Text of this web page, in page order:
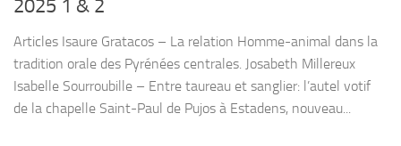
2025 1 & 2
Articles Isaure Gratacos – La relation Homme-animal dans la
tradition orale des Pyrénées centrales. Josabeth Millereux
Isabelle Sourroubille – Entre taureau et sanglier: l’autel votif
de la chapelle Saint-Paul de Pujos à Estadens, nouveau...